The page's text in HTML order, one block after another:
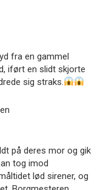
fra en gammel
iført en slidt skjorte
sig straks.
på deres mor og gik
tog imod
lød sirener, og